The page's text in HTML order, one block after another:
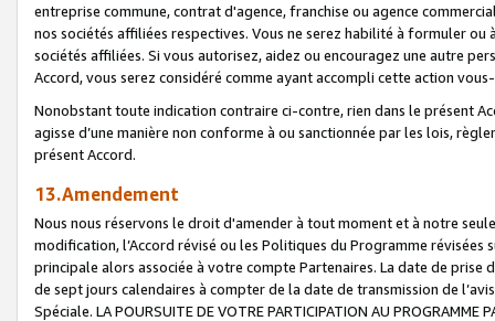
entreprise commune, contrat d'agence, franchise ou agence
nos sociétés affiliées respectives. Vous ne serez habilité à formuler
sociétés affiliées. Si vous autorisez, aidez ou encouragez une autre
Accord, vous serez considéré comme ayant accompli cette action
Nonobstant toute indication contraire ci-contre, rien dans le présent
agisse d’une manière non conforme à ou sanctionnée par les lois,
présent Accord.
13.Amendement
Nous nous réservons le droit d'amender à tout moment et à notre
modification, l’Accord révisé ou les Politiques du Programme
principale alors associée à votre compte Partenaires. La date de
de sept jours calendaires à compter de la date de transmission de
Spéciale. LA POURSUITE DE VOTRE PARTICIPATION AU PROGRAMME